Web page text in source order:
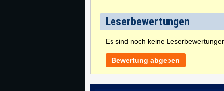
Leserbewertungen
Es sind noch keine
Bewertung abgeben